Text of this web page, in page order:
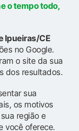
o tempo todo,
Ipueiras/CE
no Google.
o site da sua
dos resultados.
sua
os motivos
região e
você oferece.